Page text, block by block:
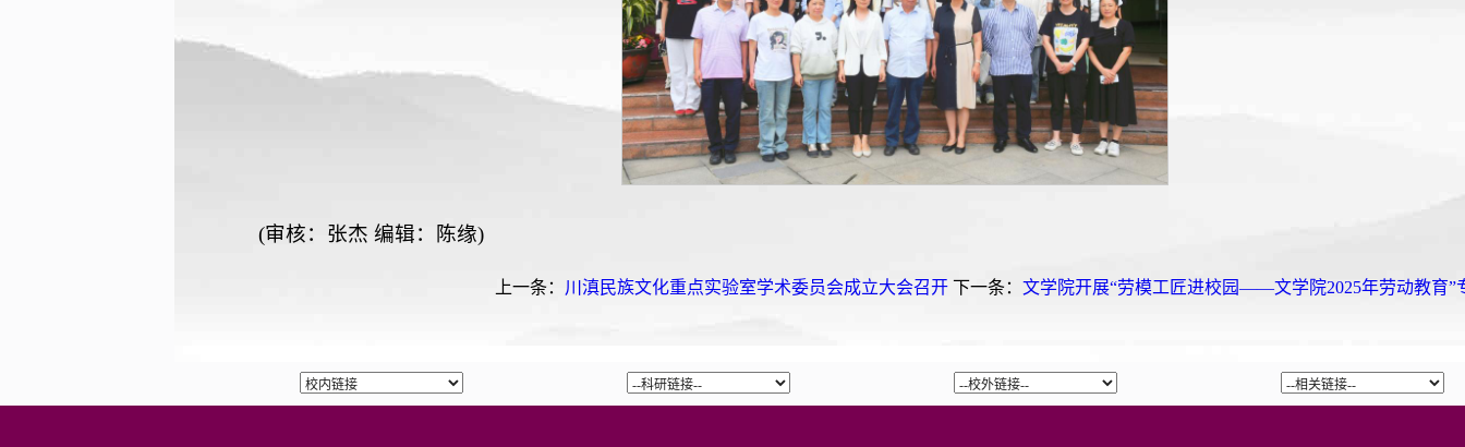
(审核：张杰 编辑：陈缘)
上一条： 川滇民族文化重点实验室学术委员会成立大会召开 下一条： 文学院开展“劳模工匠进校园——文学院2025年劳动教育”